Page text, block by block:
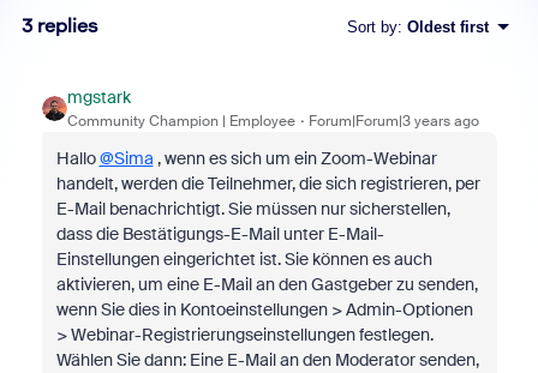
3 replies Sort by: Oldest first
mgstark
Community Champion | Employee Forum|Forum|3 years ago
Hallo@Sima , wenn es sich um ein Zoom-Webinar
handelt, werden die Teilnehmer, die sich registrieren, per
E-Mail benachrichtigt. Sie müssen nur sicherstellen,
dass die Bestätigungs-E-Mail unter E-Mail-
Einstellungen eingerichtet ist. Sie können es auch
aktivieren, um eine E-Mail an den Gastgeber zu senden,
wenn Sie dies in Kontoeinstellungen > Admin-Optionen
> Webinar-Registrierungseinstellungen festlegen.
Wählen Sie dann: Eine E-Mail an den Moderator senden,